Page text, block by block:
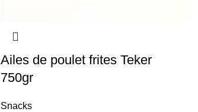
Ailes de poulet frites Teker
750gr
Snacks